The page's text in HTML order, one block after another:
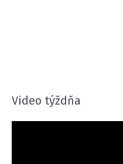
Video týždňa